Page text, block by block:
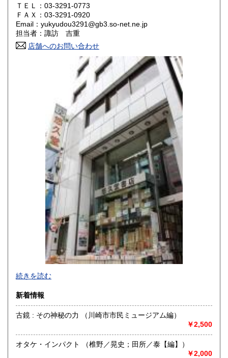
山口県 430円
香川県 430円 愛媛県
高知県 430円
430円 長崎県
430円 大分県
430円 鹿児島県
430円
ＴＥＬ：03-3291-0773
ＦＡＸ：03-3291-0920
Email：yukyudou3291@gb3.so-net.ne.jp
担当者：諏訪 吉重
店舗へのお問い合わせ
神保町駅から靖国通り沿い右側を駿河台に向けて歩いていき
カーブに差し掛かると白いビルに悠久堂の看板が見えます。
通り沿いのショーケースには中国の美術書や美術全集が各種
続きを読む
新着情報
古鏡 : その神秘の力 （川崎市市民ミュージアム編）
￥2,500
オタケ・インパクト （椎野／晃史；田所／泰【編】）
￥2,000